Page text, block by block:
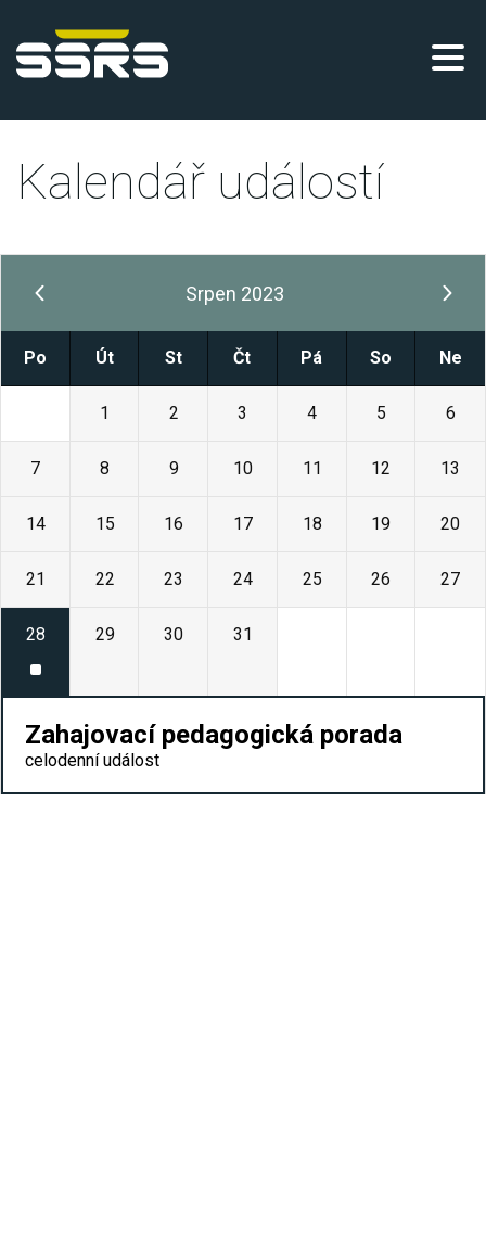
Kalendář událostí
Srpen 2023
Po Út St Čt Pá So Ne
1 2 3 4 5 6
7 8 9 10 11 12 13
14 15 16 17 18 19 20
21 22 23 24 25 26 27
28 29 30 31
Zahajovací pedagogická porada
celodenní událost